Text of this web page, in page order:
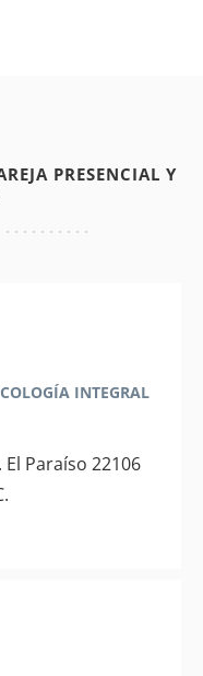
PRESENCIAL Y
INTEGRAL
El Paraíso 22106